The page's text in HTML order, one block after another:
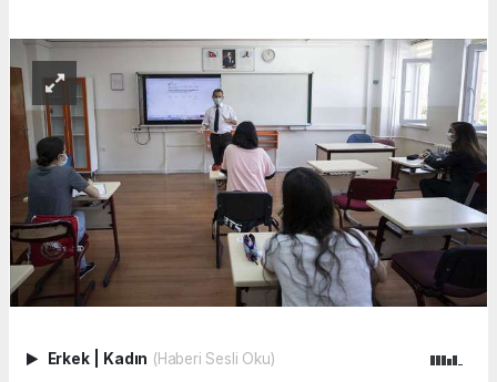
Erkek Kadın (Haberi Sesli Oku)